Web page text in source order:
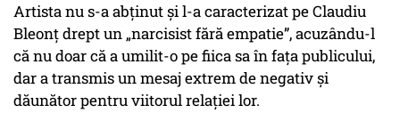
Artista nu s-a abținut și l-a caracterizat pe Claudiu
Bleonț drept un „narcisist fără empatie”, acuzându-l
că nu doar că a umilit-o pe fiica sa în fața publicului,
dar a transmis un mesaj extrem de negativ și
dăunător pentru viitorul relației lor.